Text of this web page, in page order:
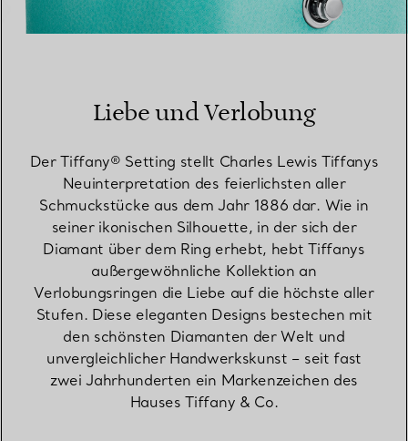
Liebe und Verlobung
Der Tiffany® Setting stellt Charles Lewis Tiffanys
Neuinterpretation des feierlichsten aller
Schmuckstücke aus dem Jahr 1886 dar. Wie in
seiner ikonischen Silhouette, in der sich der
Diamant über dem Ring erhebt, hebt Tiffanys
außergewöhnliche Kollektion an
Verlobungsringen die Liebe auf die höchste aller
Stufen. Diese eleganten Designs bestechen mit
den schönsten Diamanten der Welt und
unvergleichlicher Handwerkskunst – seit fast
zwei Jahrhunderten ein Markenzeichen des
Hauses Tiffany & Co.